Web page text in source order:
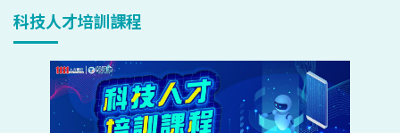
科技人才培訓課程